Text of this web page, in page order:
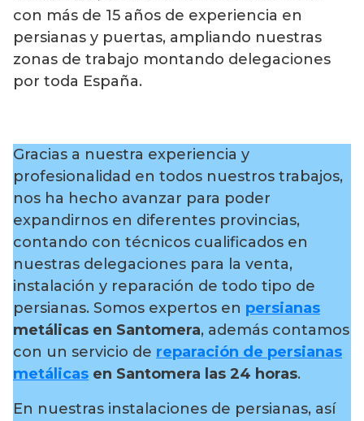
con más de 15 años de experiencia en
persianas y puertas, ampliando nuestras
zonas de trabajo montando delegaciones
por toda España.
Gracias a nuestra experiencia y
profesionalidad en todos nuestros trabajos,
nos ha hecho avanzar para poder
expandirnos en diferentes provincias,
contando con técnicos cualificados en
nuestras delegaciones para la venta,
instalación y reparación de todo tipo de
persianas. Somos expertos en persianas
metálicas en Santomera, además contamos
con un servicio de reparación de persianas
metálicas en Santomera las 24 horas.
En nuestras instalaciones de persianas, así